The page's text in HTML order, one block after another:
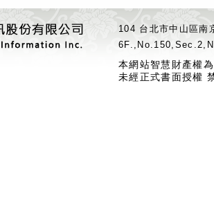
104 台北市中山區
本網站智慧財產權
未經正式書面授權